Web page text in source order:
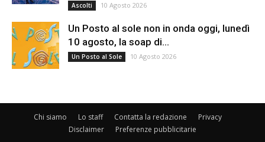
Ascolti 10 Agosto 2026
Un Posto al sole non in onda oggi, lunedì
10 agosto, la soap di...
Un Posto al Sole 10 Agosto 2026
Chi siamo Lo staff Contatta la redazione
Privacy
Disclaimer
Preferenze pubblicitarie